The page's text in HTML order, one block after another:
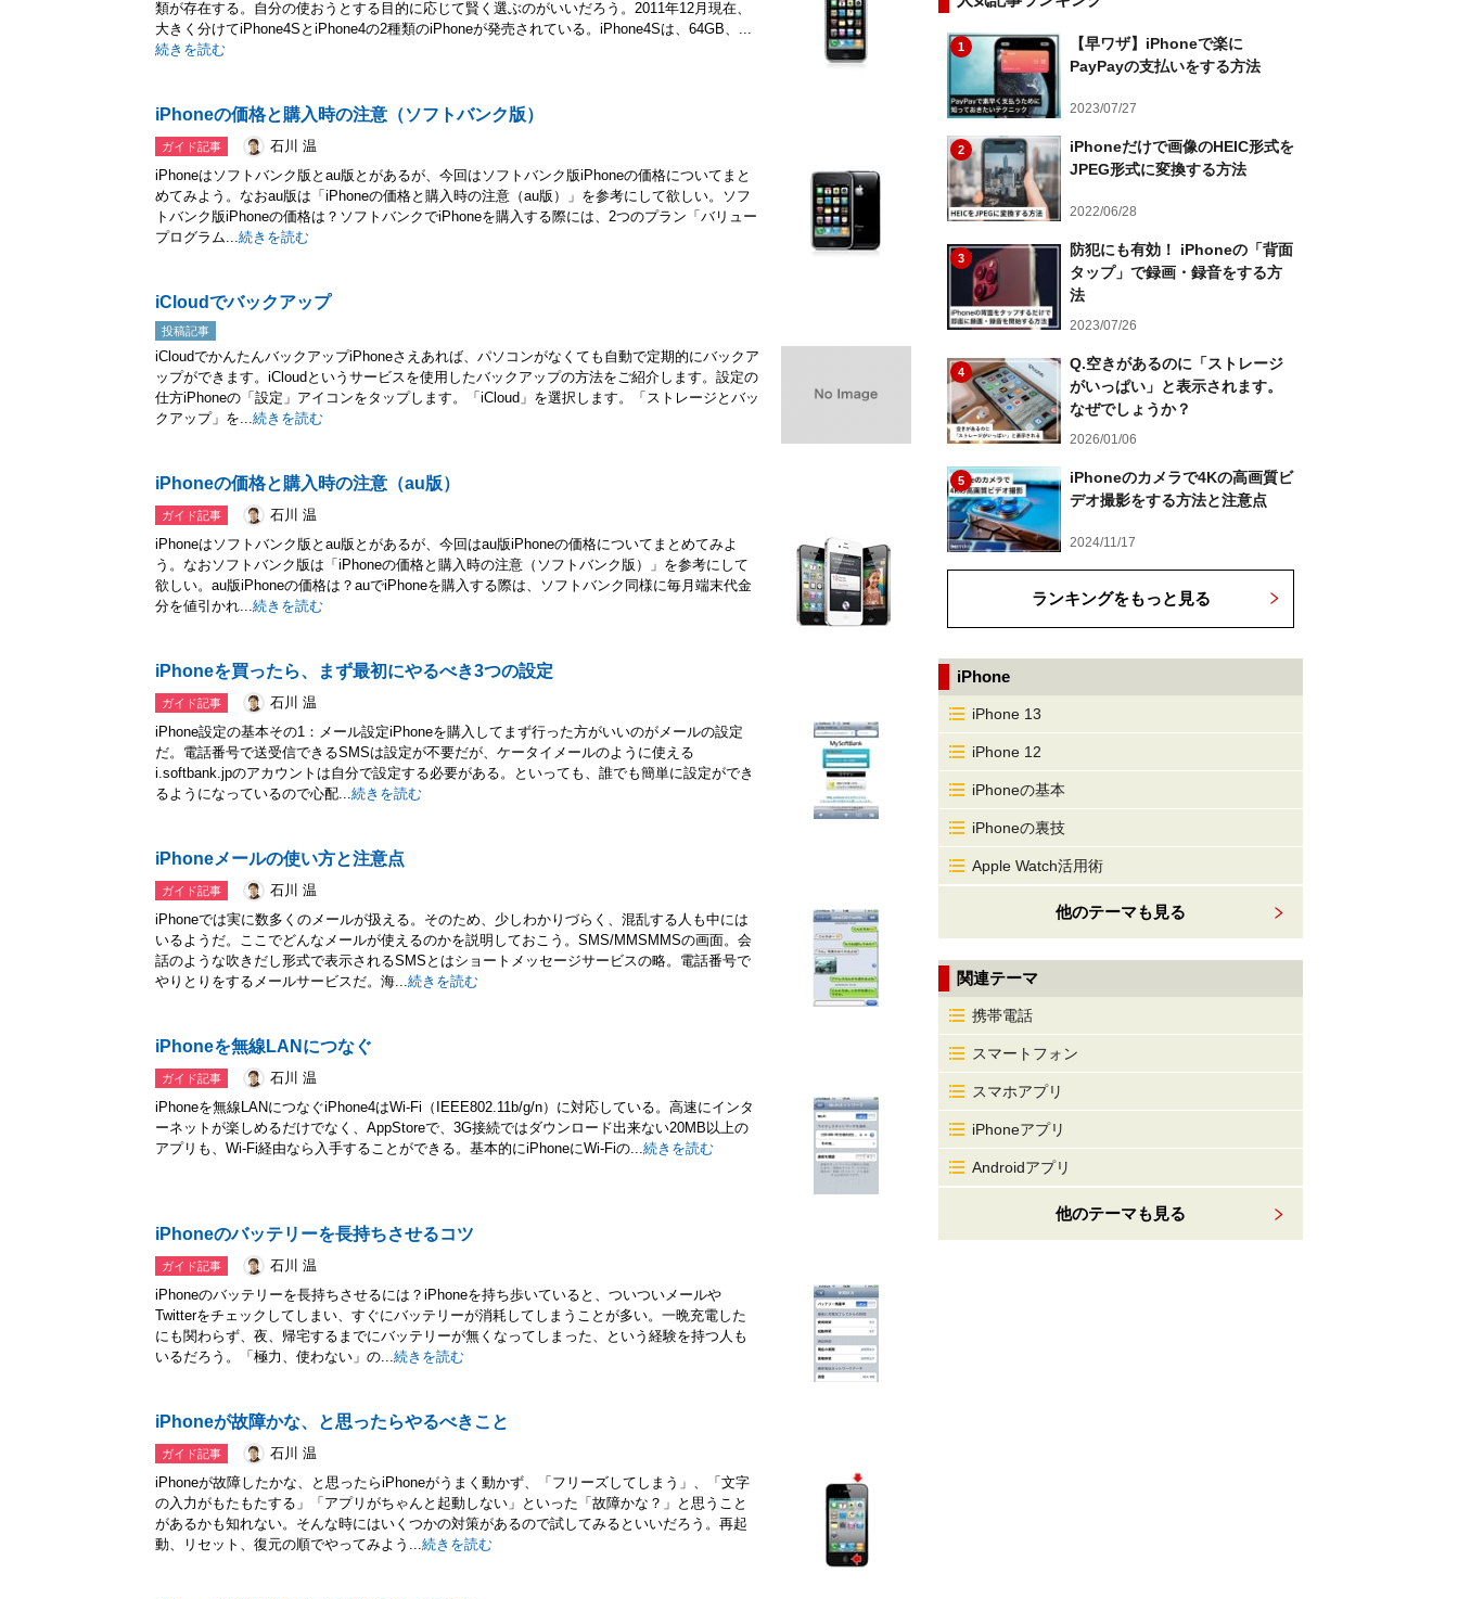
類が存在する。自分の使おうとする目的に応じて賢く選ぶのがいいだろう。2011年12月現在、
大きく分けてiPhone4SとiPhone4の2種類のiPhoneが発売されている。iPhone4Sは、64GB、...
続きを読む
iPhoneの価格と購入時の注意（ソフトバンク版）
ガイド記事
石川 温
iPhoneはソフトバンク版とau版とがあるが、今回はソフトバンク版iPhoneの価格についてまと
めてみよう。なおau版は「iPhoneの価格と購入時の注意（au版）」を参考にして欲しい。ソフ
トバンク版iPhoneの価格は？ソフトバンクでiPhoneを購入する際には、2つのプラン「バリュー
プログラム...続きを読む
iCloudでバックアップ
投稿記事
iCloudでかんたんバックアップiPhoneさえあれば、パソコンがなくても自動で定期的にバックア
ップができます。iCloudというサービスを使用したバックアップの方法をご紹介します。設定の
仕方iPhoneの「設定」アイコンをタップします。「iCloud」を選択します。「ストレージとバッ
クアップ」を...続きを読む
iPhoneの価格と購入時の注意（au版）
ガイド記事
石川 温
iPhoneはソフトバンク版とau版とがあるが、今回はau版iPhoneの価格についてまとめてみよ
う。なおソフトバンク版は「iPhoneの価格と購入時の注意（ソフトバンク版）」を参考にして
欲しい。au版iPhoneの価格は？auでiPhoneを購入する際は、ソフトバンク同様に毎月端末代金
分を値引かれ...続きを読む
iPhoneを買ったら、まず最初にやるべき3つの設定
ガイド記事
石川 温
iPhone設定の基本その1：メール設定iPhoneを購入してまず行った方がいいのがメールの設定
だ。電話番号で送受信できるSMSは設定が不要だが、ケータイメールのように使える
i.softbank.jpのアカウントは自分で設定する必要がある。といっても、誰でも簡単に設定ができ
るようになっているので心配...続きを読む
iPhoneメールの使い方と注意点
ガイド記事
石川 温
iPhoneでは実に数多くのメールが扱える。そのため、少しわかりづらく、混乱する人も中には
いるようだ。ここでどんなメールが使えるのかを説明しておこう。SMS/MMSMMSの画面。会
話のような吹きだし形式で表示されるSMSとはショートメッセージサービスの略。電話番号で
やりとりをするメールサービスだ。海...続きを読む
iPhoneを無線LANにつなぐ
ガイド記事
石川 温
iPhoneを無線LANにつなぐiPhone4はWi-Fi（IEEE802.11b/g/n）に対応している。高速にインタ
ーネットが楽しめるだけでなく、AppStoreで、3G接続ではダウンロード出来ない20MB以上の
アプリも、Wi-Fi経由なら入手することができる。基本的にiPhoneにWi-Fiの...続きを読む
iPhoneのバッテリーを長持ちさせるコツ
ガイド記事
石川 温
iPhoneのバッテリーを長持ちさせるには？iPhoneを持ち歩いていると、ついついメールや
Twitterをチェックしてしまい、すぐにバッテリーが消耗してしまうことが多い。一晩充電した
にも関わらず、夜、帰宅するまでにバッテリーが無くなってしまった、という経験を持つ人も
いるだろう。「極力、使わない」の...続きを読む
iPhoneが故障かな、と思ったらやるべきこと
ガイド記事
石川 温
iPhoneが故障したかな、と思ったらiPhoneがうまく動かず、「フリーズしてしまう」、「文字
の入力がもたもたする」「アプリがちゃんと起動しない」といった「故障かな？」と思うこと
があるかも知れない。そんな時にはいくつかの対策があるので試してみるといいだろう。再起
動、リセット、復元の順でやってみよう...続きを読む
1
【早ワザ】iPhoneで楽に
PayPayの支払いをする方法
2023/07/27
2
iPhoneだけで画像のHEIC形式を
JPEG形式に変換する方法
2022/06/28
3
防犯にも有効！ iPhoneの「背面
タップ」で録画・録音をする方
法
2023/07/26
4
Q.空きがあるのに「ストレージ
がいっぱい」と表示されます。
なぜでしょうか？
2026/01/06
5
iPhoneのカメラで4Kの高画質ビ
デオ撮影をする方法と注意点
2024/11/17
ランキングをもっと見る
iPhone
iPhone 13
iPhone 12
iPhoneの基本
iPhoneの裏技
Apple Watch活用術
他のテーマも見る
関連テーマ
携帯電話
スマートフォン
スマホアプリ
iPhoneアプリ
Androidアプリ
他のテーマも見る